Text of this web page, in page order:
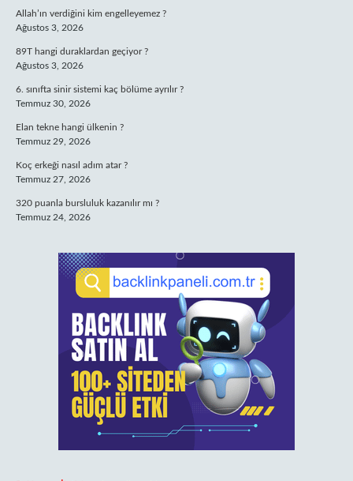
Allah’ın verdiğini kim engelleyemez ?
Ağustos 3, 2026
89T hangi duraklardan geçiyor ?
Ağustos 3, 2026
6. sınıfta sinir sistemi kaç bölüme ayrılır ?
Temmuz 30, 2026
Elan tekne hangi ülkenin ?
Temmuz 29, 2026
Koç erkeği nasıl adım atar ?
Temmuz 27, 2026
320 puanla bursluluk kazanılır mı ?
Temmuz 24, 2026